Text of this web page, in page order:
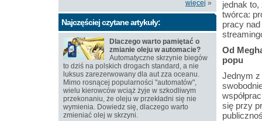
jednak to,
twórca:
pracy
Od
popu
Jednym z
się przy
więcej »
Najczęściej czytane artykuły:
Dlaczego warto pamiętać o
zmianie oleju w automacie?
Automatyczne skrzynie biegów
to dziś na polskich drogach standard, a nie
luksus zarezerwowany dla aut zza oceanu.
Mimo rosnącej popularności "automatów",
wielu kierowców wciąż żyje w szkodliwym
przekonaniu, że oleju w przekładni się nie
wymienia. Dowiedz się, dlaczego warto
zmieniać olej w skrzyni.